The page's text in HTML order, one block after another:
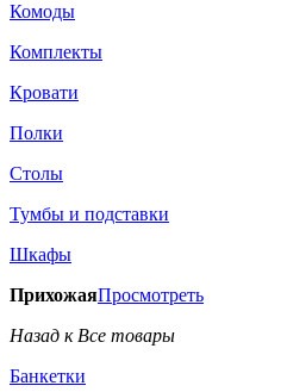
Комоды
Комплекты
Кровати
Полки
Столы
Тумбы и подставки
Шкафы
ПрихожаяПросмотреть
Назад к Все товары
Банкетки